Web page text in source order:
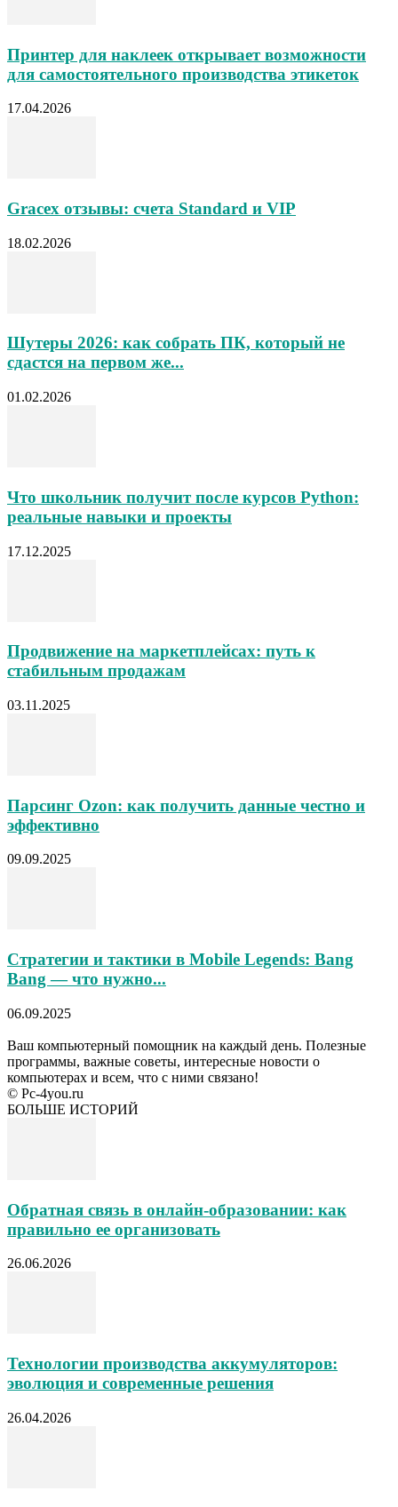
Принтер для наклеек открывает возможности
для самостоятельного производства этикеток
17.04.2026
Gracex отзывы: счета Standard и VIP
18.02.2026
Шутеры 2026: как собрать ПК, который не
сдастся на первом же...
01.02.2026
Что школьник получит после курсов Python:
реальные навыки и проекты
17.12.2025
Продвижение на маркетплейсах: путь к
стабильным продажам
03.11.2025
Парсинг Ozon: как получить данные честно и
эффективно
09.09.2025
Стратегии и тактики в Mobile Legends: Bang
Bang — что нужно...
06.09.2025
Ваш компьютерный помощник на каждый день. Полезные
программы, важные советы, интересные новости о
компьютерах и всем, что с ними связано!
© Pc-4you.ru
БОЛЬШЕ ИСТОРИЙ
Обратная связь в онлайн-образовании: как
правильно ее организовать
26.06.2026
Технологии производства аккумуляторов:
эволюция и современные решения
26.04.2026